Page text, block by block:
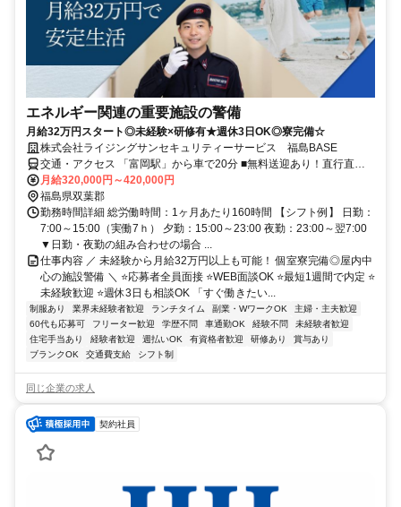
エネルギー関連の重要施設の警備
月給32万円スタート◎未経験×研修有★週休3日OK◎寮完備☆
株式会社ライジングサンセキュリティーサービス 福島BASE
交通・アクセス 「富岡駅」から車で20分 ■無料送迎あり！直行直帰
OK
月給320,000円～420,000円
福島県双葉郡
勤務時間詳細 総労働時間：1ヶ月あたり160時間 【シフト例】 日勤：
7:00～15:00（実働7ｈ） 夕勤：15:00～23:00 夜勤：23:00～翌7:00
▼日勤・夜勤の組み合わせの場合 ...
仕事内容 ／ 未経験から月給32万円以上も可能！ 個室寮完備◎屋内中
心の施設警備 ＼ ⭐応募者全員面接 ⭐WEB面談OK ⭐最短1週間で内定 ⭐
未経験歓迎 ⭐週休3日も相談OK 「すぐ働きたい...
制服あり 業界未経験者歓迎 ランチタイム 副業・WワークOK
主婦・主夫歓迎
60代も応募可
フリーター歓迎 学歴不問 車通勤OK 経験不問
未経験者歓迎
住宅手当あり
経験者歓迎 週払いOK 有資格者歓迎 研修あり
賞与あり
ブランクOK
交通費支給 シフト制
同じ企業の求人
契約社員